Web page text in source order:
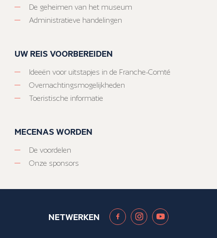
De geheimen van het museum
Administratieve handelingen
UW REIS VOORBEREIDEN
Ideeën voor uitstapjes in de Franche-Comté
Overnachtingsmogelijkheden
Toeristische informatie
MECENAS WORDEN
De voordelen
Onze sponsors
NETWERKEN